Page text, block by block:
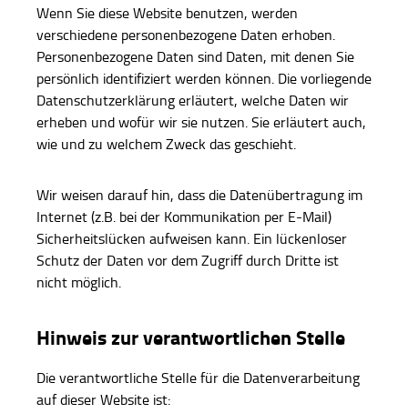
Wenn Sie diese Website benutzen, werden
verschiedene personenbezogene Daten erhoben.
Personenbezogene Daten sind Daten, mit denen Sie
persönlich identifiziert werden können. Die vorliegende
Datenschutzerklärung erläutert, welche Daten wir
erheben und wofür wir sie nutzen. Sie erläutert auch,
wie und zu welchem Zweck das geschieht.
Wir weisen darauf hin, dass die Datenübertragung im
Internet (z.B. bei der Kommunikation per E-Mail)
Sicherheitslücken aufweisen kann. Ein lückenloser
Schutz der Daten vor dem Zugriff durch Dritte ist
nicht möglich.
Hinweis zur verantwortlichen Stelle
Die verantwortliche Stelle für die Datenverarbeitung
auf dieser Website ist: